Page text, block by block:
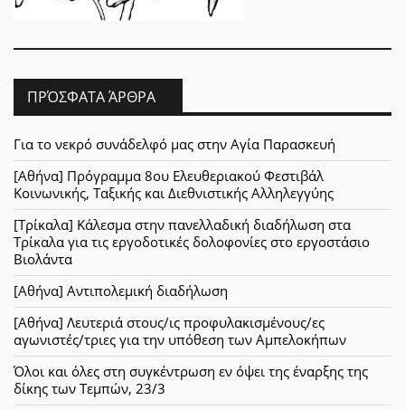
ΠΡΌΣΦΑΤΑ ΆΡΘΡΑ
Για το νεκρό συνάδελφό μας στην Αγία Παρασκευή
[Αθήνα] Πρόγραμμα 8ου Ελευθεριακού Φεστιβάλ
Κοινωνικής, Ταξικής και Διεθνιστικής Αλληλεγγύης
[Τρίκαλα] Κάλεσμα στην πανελλαδική διαδήλωση στα
Τρίκαλα για τις εργοδοτικές δολοφονίες στο εργοστάσιο
Βιολάντα
[Αθήνα] Αντιπολεμική διαδήλωση
[Αθήνα] Λευτεριά στους/ις προφυλακισμένους/ες
αγωνιστές/τριες για την υπόθεση των Αμπελοκήπων
Όλοι και όλες στη συγκέντρωση εν όψει της έναρξης της
δίκης των Τεμπών, 23/3